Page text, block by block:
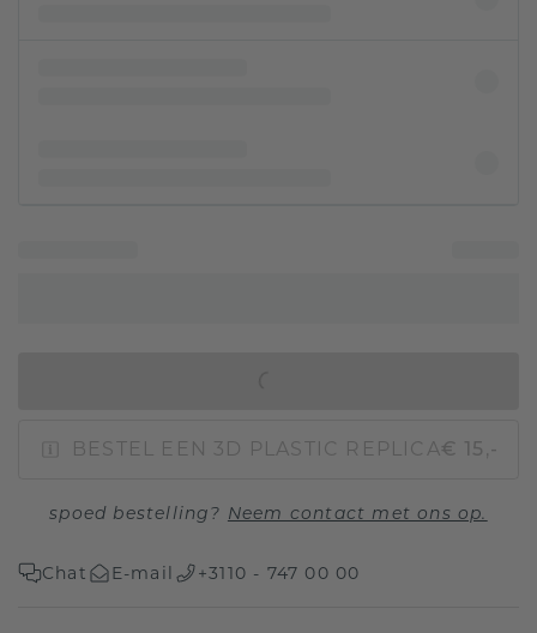
BESTEL EEN 3D PLASTIC REPLICA€ 15,-
spoed bestelling? Neem contact met ons op.
Chat E-mail +3110 - 747 00 00